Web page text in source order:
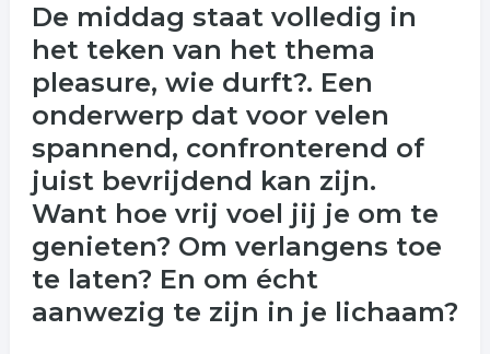
De middag staat volledig in
het teken van het thema
pleasure, wie durft?. Een
onderwerp dat voor velen
spannend, confronterend of
juist bevrijdend kan zijn.
Want hoe vrij voel jij je om te
genieten? Om verlangens toe
te laten? En om écht
aanwezig te zijn in je lichaam?